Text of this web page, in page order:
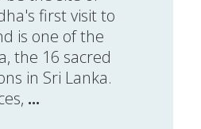
first visit to
is one of the
the 16 sacred
in Sri Lanka.
...